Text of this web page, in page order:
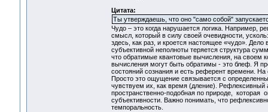
Цитата:
Ты утверждаешь, что оно "само собой"
Чудо – это когда нарушается логика. Например,
смысл, который в силу своей очевидности,
здесь, как раз, и кроется настоящее «чудо».
субъективной неполноты теряется структура
что обратимые квантовые вычисления, на своем
вычисления могут быть обратимы - это блеф. Я
состояний сознания и есть референт времени.
Просто это ощущение связывается с
чувствуем их, как время (дление). Рефлексивный
пространственно-подобная по природе, которая
субъективности. Важно понимать, что
темпоральность.